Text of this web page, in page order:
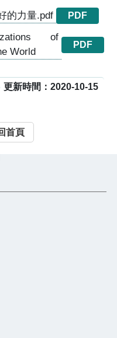
的力量.pdf PDF
of
World
PDF
更新時間：2020-10-15
首頁